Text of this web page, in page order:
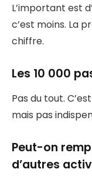
L’important est
c’est moins. La
chiffre.
Les 10 000
Pas du tout.
mais pas
Peut-on
d’autres